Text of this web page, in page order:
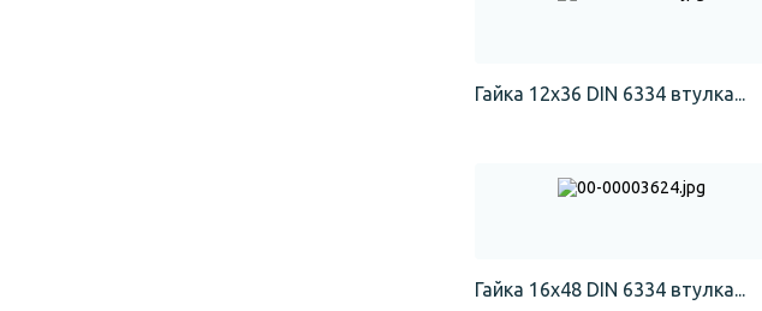
Гайка 12х36 DIN 6334 втулка...
Гайка 16х48 DIN 6334 втулка...